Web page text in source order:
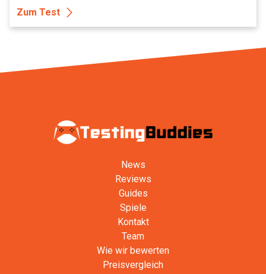
Zum Test
News
Reviews
Guides
Spiele
Kontakt
Team
Wie wir bewerten
Preisvergleich